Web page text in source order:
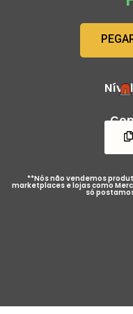
**Nós não vendemos
marketplaces e lojas como
só